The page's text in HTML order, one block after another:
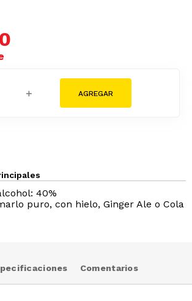
＋
40%
puro, con hielo, Ginger Ale o Cola
Comentarios